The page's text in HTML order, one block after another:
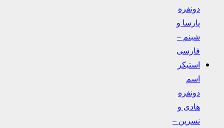
دونفره
پارسا و
شبنم –
فارسی
استیکر
اسم
دونفره
هادی و
نسرین –